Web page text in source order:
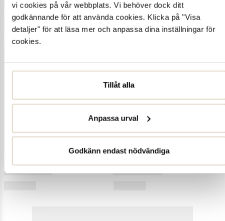
vi cookies på vår webbplats. Vi behöver dock ditt
godkännande för att använda cookies. Klicka på "Visa
detaljer" för att läsa mer och anpassa dina inställningar för
cookies.
Tillåt alla
Anpassa urval
Godkänn endast nödvändiga